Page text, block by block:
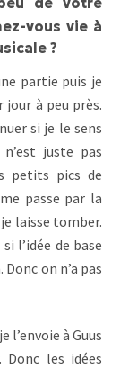
vous vie à
?
partie puis je
jour à peu près.
si je le sens
juste pas
petits pics de
passe par la
laisse tomber.
l’idée de base
on n’a pas
l’envoie à Guus
Donc les idées